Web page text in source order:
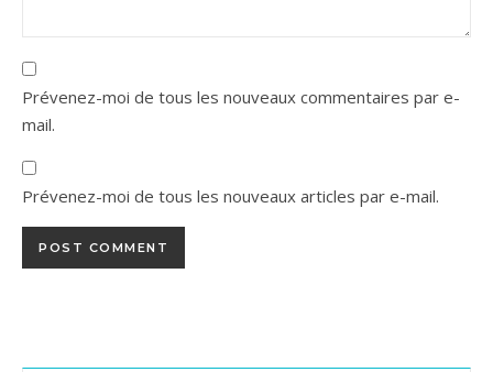
Prévenez-moi de tous les nouveaux commentaires par e-
mail.
Prévenez-moi de tous les nouveaux articles par e-mail.